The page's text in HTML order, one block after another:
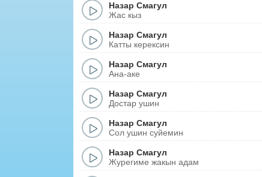
Назар Смагул
Жас кыз
Назар Смагул
Катты керексин
Назар Смагул
Ана-аке
Назар Смагул
Достар ушин
Назар Смагул
Сол ушин суйемин
Назар Смагул
Журегиме жакын адам